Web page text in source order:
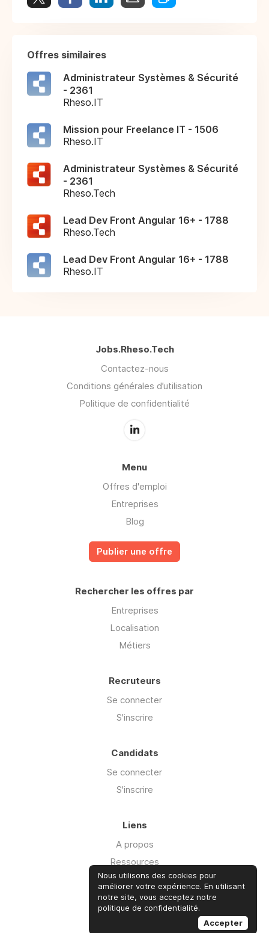
Offres similaires
Administrateur Systèmes & Sécurité
- 2361
Rheso.IT
Mission pour Freelance IT - 1506
Rheso.IT
Administrateur Systèmes & Sécurité
- 2361
Rheso.Tech
Lead Dev Front Angular 16+ - 1788
Rheso.Tech
Lead Dev Front Angular 16+ - 1788
Rheso.IT
Jobs.Rheso.Tech
Contactez-nous
Conditions générales d’utilisation
Politique de confidentialité
Menu
Offres d'emploi
Entreprises
Blog
Publier une offre
Rechercher les offres par
Entreprises
Localisation
Métiers
Recruteurs
Se connecter
S'inscrire
Candidats
Se connecter
S'inscrire
Liens
A propos
Ressources
Advisory
Offre Cyber'isk
Talent
Nous utilisons des cookies pour
améliorer votre expérience. En utilisant
notre site, vous acceptez notre
politique de confidentialité.
Accepter